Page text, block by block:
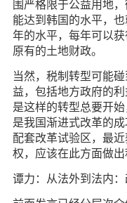
围严格限于公益用地
能达到韩国的水平，
年的水平，每年可以
原有的土地财政。
当然，税制转型可能
益，包括地方政府的
是这样的转型总要开
是我国渐进式改革的
配套改革试验区，最
权，应该在此方面做出
谭力：从法外到法内